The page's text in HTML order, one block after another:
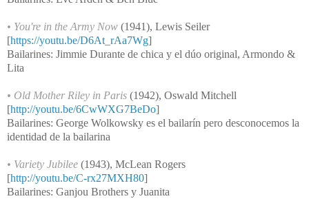
• You're in the Army Now (1941), Lewis Seiler
[https://youtu.be/D6At_rAa7Wg]
Bailarines: Jimmie Durante de chica y el dúo original, Armondo &
Lita
• Old Mother Riley in Paris (1942), Oswald Mitchell
[http://youtu.be/6CwWXG7BeDo]
Bailarines: George Wolkowsky es el bailarín pero desconocemos la
identidad de la bailarina
• Variety Jubilee (1943), McLean Rogers
[http://youtu.be/C-rx27MXH80]
Bailarines: Ganjou Brothers y Juanita